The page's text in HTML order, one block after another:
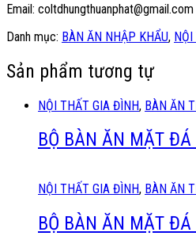
Email: coltdhungthuanphat@gmail.com
Danh mục: BÀN ĂN NHẬP KHẨU,
Sản phẩm tương tự
NỘI THẤT GIA ĐÌNH, BÀN ĂN
BỘ BÀN ĂN MẶT
NỘI THẤT GIA ĐÌNH, BÀN ĂN
BỘ BÀN ĂN MẶT